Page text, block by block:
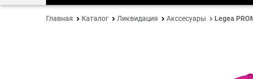
Главная Каталог Ликвидация Акссесуары Legea